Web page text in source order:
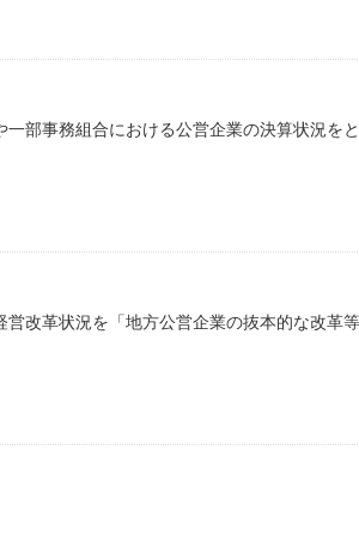
部事務組合における公営企業の決算状況を
改革状況を「地方公営企業の抜本的な改革